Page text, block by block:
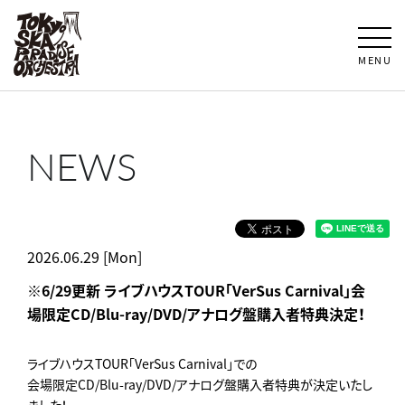
MENU
NEWS
2026.06.29 [Mon]
※6/29更新 ライブハウスTOUR「VerSus Carnival」会
場限定CD/Blu-ray/DVD/アナログ盤購入者特典決定！
ライブハウスTOUR「VerSus Carnival」での
会場限定CD/Blu-ray/DVD/アナログ盤購入者特典が決定いたし